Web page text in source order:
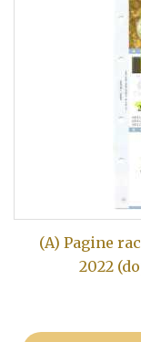
(A) Pagine
2022